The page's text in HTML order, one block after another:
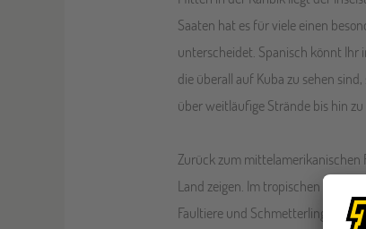
Saaten hat es für viele einen
unterscheidet. Spanisch könnt Ihr
die überall auf Kuba zu sehen
über weitläufige Strände bis hin
Zurück zum mittelamerikanischen
Land zeigen. Im tropischen Costa
Faultiere und Schmetterlinge